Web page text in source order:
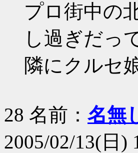
プロ街中の
し過ぎだっ
隣にクルセ
28 名前： 名無
2005/02/13(日)